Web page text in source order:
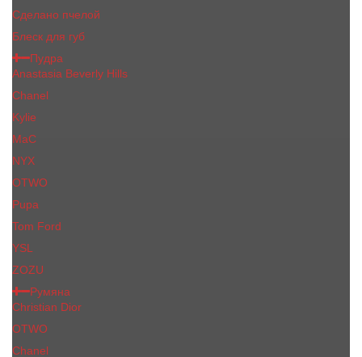
Сделано пчелой
Блеск для губ
Пудра
Anastasia Beverly Hills
Chanel
Kylie
MaC
NYX
OTWO
Pupa
Tom Ford
YSL
ZOZU
Румяна
Christian Dior
OTWO
Сhanеl